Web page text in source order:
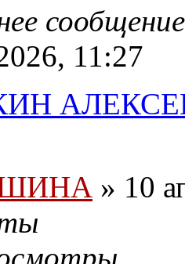
11:27
» 10